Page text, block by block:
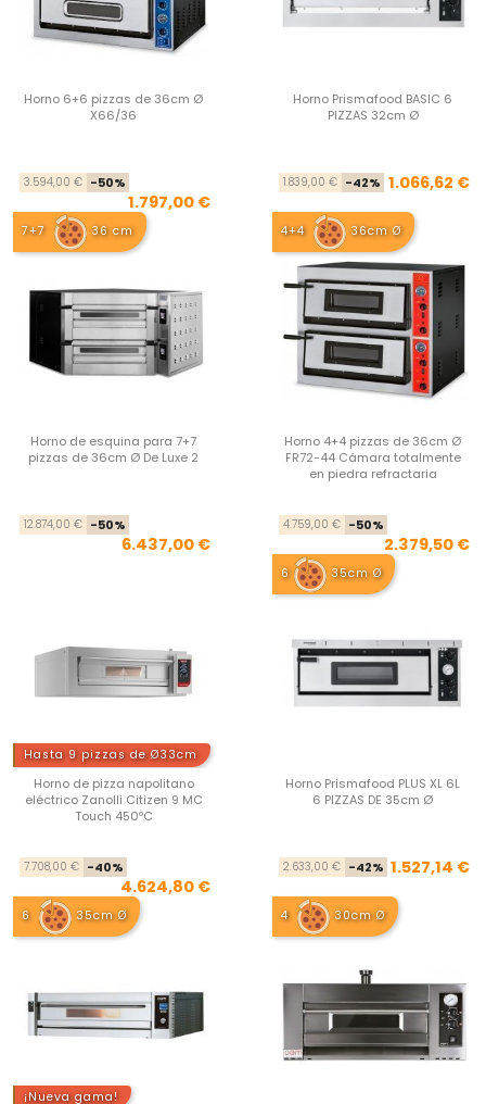
Horno 6+6 pizzas de 36cm Ø
X66/36
Precio base
3.594,00 € -50%
1.797,00 €
Horno Prismafood BASIC 6
PIZZAS 32cm Ø
1.839,00 € -42% 1.066,62 €
7+7 36 cm
Horno de esquina para 7+7
pizzas de 36cm Ø De Luxe 2
Precio base
12.874,00 € -50%
6.437,00 €
4+4 36cm Ø
Horno 4+4 pizzas de 36cm Ø
FR72-44 Cámara totalmente
en piedra refractaria
4.759,00 € -50%
2.379,50 €
Hasta 9 pizzas de Ø33cm
Horno de pizza napolitano
eléctrico Zanolli Citizen 9 MC
Touch 450ºC
Precio base
7.708,00 € -40%
4.624,80 €
6 35cm Ø
Horno Prismafood PLUS XL 6L
6 PIZZAS DE 35cm Ø
2.633,00 € -42% 1.527,14 €
6 35cm Ø
¡Nueva gama!
4 30cm Ø